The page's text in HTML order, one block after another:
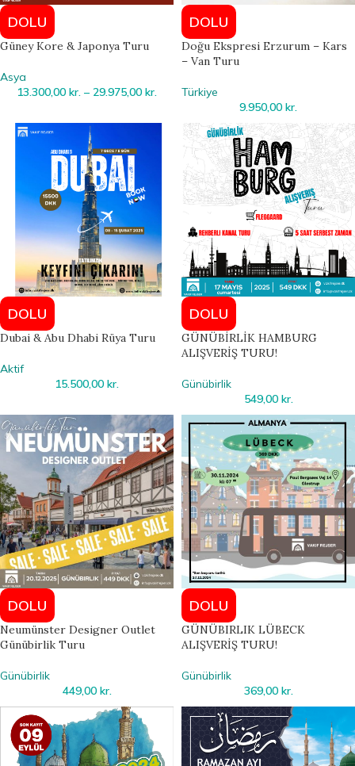
DOLU
Güney Kore & Japonya Turu
Asya
13.300,00 kr. – 29.975,00 kr.
DOLU
Doğu Ekspresi Erzurum – Kars
– Van Turu
Türkiye
9.950,00 kr.
DOLU
Dubai & Abu Dhabi Rüya Turu
Aktif
15.500,00 kr.
DOLU
GÜNÜBİRLİK HAMBURG
ALIŞVERİŞ TURU!
Günübirlik
549,00 kr.
DOLU
Neumünster Designer Outlet
Günübirlik Turu
Günübirlik
449,00 kr.
DOLU
GÜNÜBIRLIK LÜBECK
ALIŞVERİŞ TURU!
Günübirlik
369,00 kr.